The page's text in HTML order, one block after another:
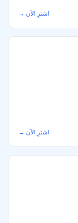
اشترِ الآن →
اشترِ الآن →